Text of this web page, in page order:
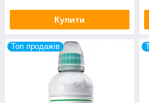
Купити
Топ продажів